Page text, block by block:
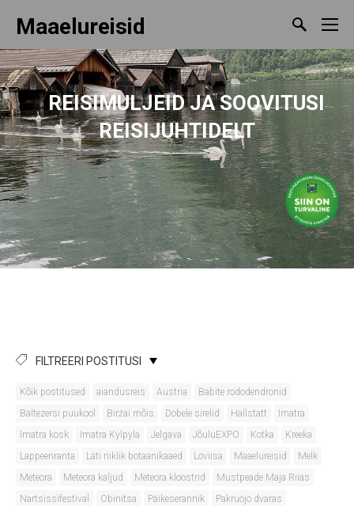
Maaelureisid
REISIMULJEIDJA SOOVITUSI
REISIJUHTIDELT
FILTREERI POSTITUSI
Kõik postitused aiandusreis Austria
Babite rododendronid
Baltezersi puukool
Biržai mõis Dobele sirelid Hallstatt
Imatra
Imatra kosk
Imatra Kylpyla Jelgava JõuluEXPO Kotka
Kreeka
Lappeenranta
Läti riiklik botaanikaaed Loviisa Maaelureisid
Melk
Meteora
Meteora kaljud Meteora kloostrid
Mustpeade Maja Riias
Nartsissifestival
Obinitsa Päikeserannik
Pakruojo dvaras